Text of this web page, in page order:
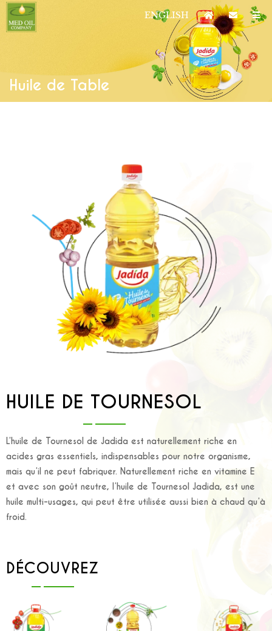
ENGLISH
HUILE DE TOURNESOL
L’huile de Tournesol de Jadida est naturellement riche en
acides gras essentiels, indispensables pour notre organisme,
mais qu’il ne peut fabriquer. Naturellement riche en vitamine E
et avec son goût neutre, l’huile de Tournesol Jadida, est une
huile multi-usages, qui peut être utilisée aussi bien à chaud qu’à
froid.
DÉCOUVREZ